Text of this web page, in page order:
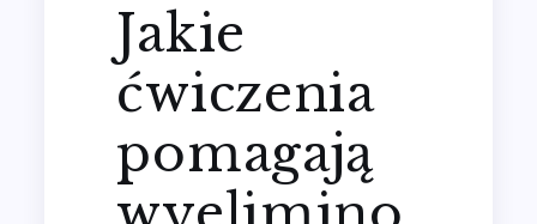
Jakie
ćwiczenia
pomagają